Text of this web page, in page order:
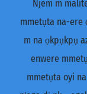
Njem m
mmetụta na-ere
m na ọkpụkpụ
enwere
mmetụta oyi